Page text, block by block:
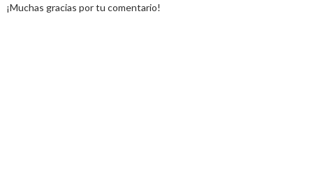
¡Muchas gracias por tu comentario!